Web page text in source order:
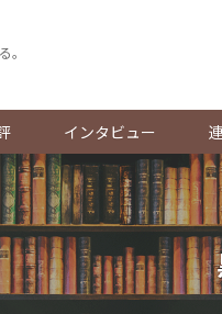
。
インタビュー